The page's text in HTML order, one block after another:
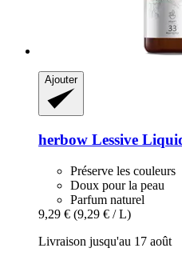
Ajouter
herbow Lessive
Préserve les couleurs
Doux pour la peau
Parfum naturel
9,29 € (9,29 € / L)
Livraison jusqu'au 17 août